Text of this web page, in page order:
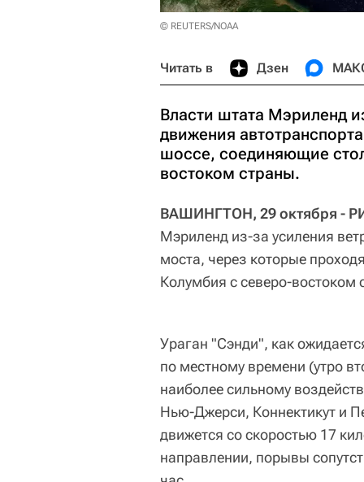
© REUTERS/NOAA
Читать в Дзен
Власти штата Мэриленд
движения
шоссе, соединяющие
востоком страны.
ВАШИНГТОН, 29 октября -
Мэриленд из-за усиления
моста, через которые
Колумбия с северо-востоком
Ураган "Сэнди", как
по местному времени (утро
наиболее сильному
Нью-Джерси, Коннектикут и
движется со скоростью 17
направлении, порывы